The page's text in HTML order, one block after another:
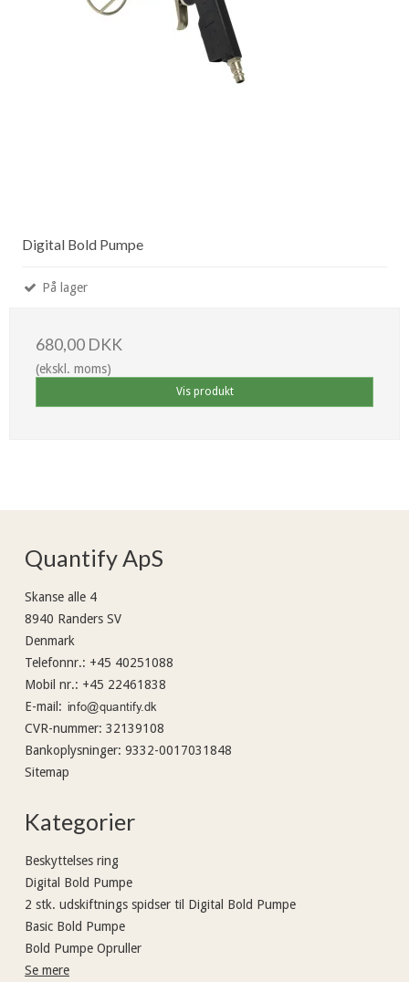
Digital Bold Pumpe
På lager
680,00 DKK
(ekskl. moms)
Vis produkt
Quantify ApS
Skanse alle 4
8940 Randers SV
Denmark
Telefonnr.: +45 40251088
Mobil nr.: +45 22461838
E-mail :
CVR-nummer: 32139108
Bankoplysninger: 9332-0017031848
Sitemap
Kategorier
Beskyttelses ring
Digital Bold Pumpe
2 stk. udskiftnings spidser til Digital Bold Pumpe
Basic Bold Pumpe
Bold Pumpe Opruller
Se mere